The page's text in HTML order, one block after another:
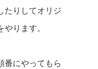
たりしてオリジ
ります。
番にやってもら